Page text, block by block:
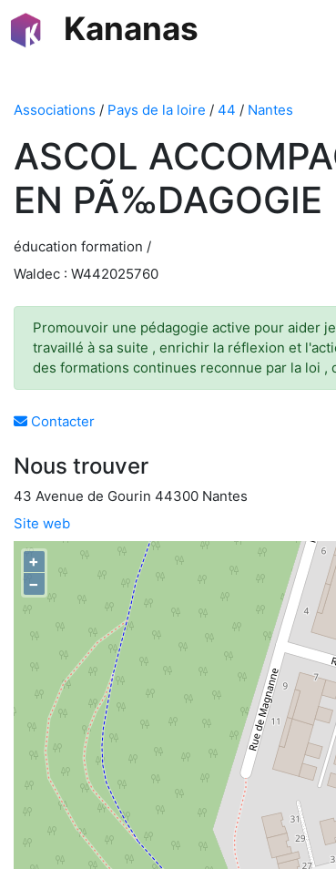
Kananas
Associations / Pays de la loire / 44 / Nantes
ASCOL
EN PÃ‰DAGOGIE
éducation formation /
Waldec : W442025760
Promouvoir une pédagogie active pour aider
travaillé à sa suite , enrichir la réflexion et
des formations continues reconnue par la loi
Contacter
Nous trouver
43 Avenue de Gourin 44300 Nantes
Site web
+
−